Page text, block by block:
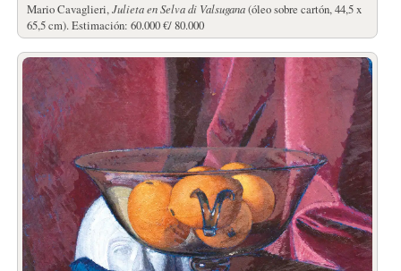
Mario Cavaglieri,Julieta en Selva di Valsugana(óleo sobre cartón, 44,5 x
65,5 cm). Estimación: 60.000 €/ 80.000